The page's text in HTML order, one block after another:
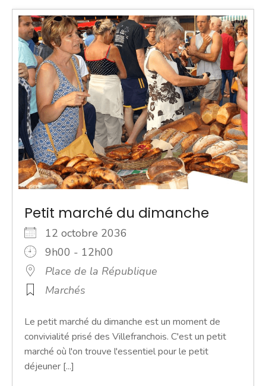
Petit marché du dimanche
12 octobre 2036
9h00 - 12h00
Place de la République
Marchés
Le petit marché du dimanche est un moment de
convivialité prisé des Villefranchois. C'est un petit
marché où l'on trouve l'essentiel pour le petit
déjeuner [...]